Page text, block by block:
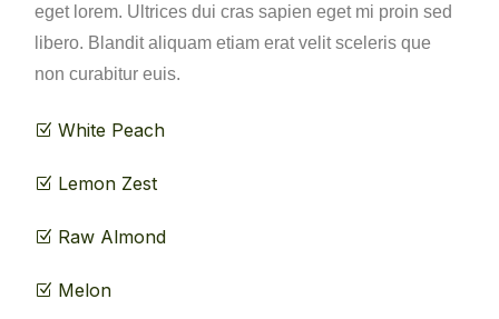
eget lorem. Ultrices dui cras sapien eget mi proin sed
libero. Blandit aliquam etiam erat velit sceleris que
non curabitur euis.
White Peach
Lemon Zest
Raw Almond
Melon